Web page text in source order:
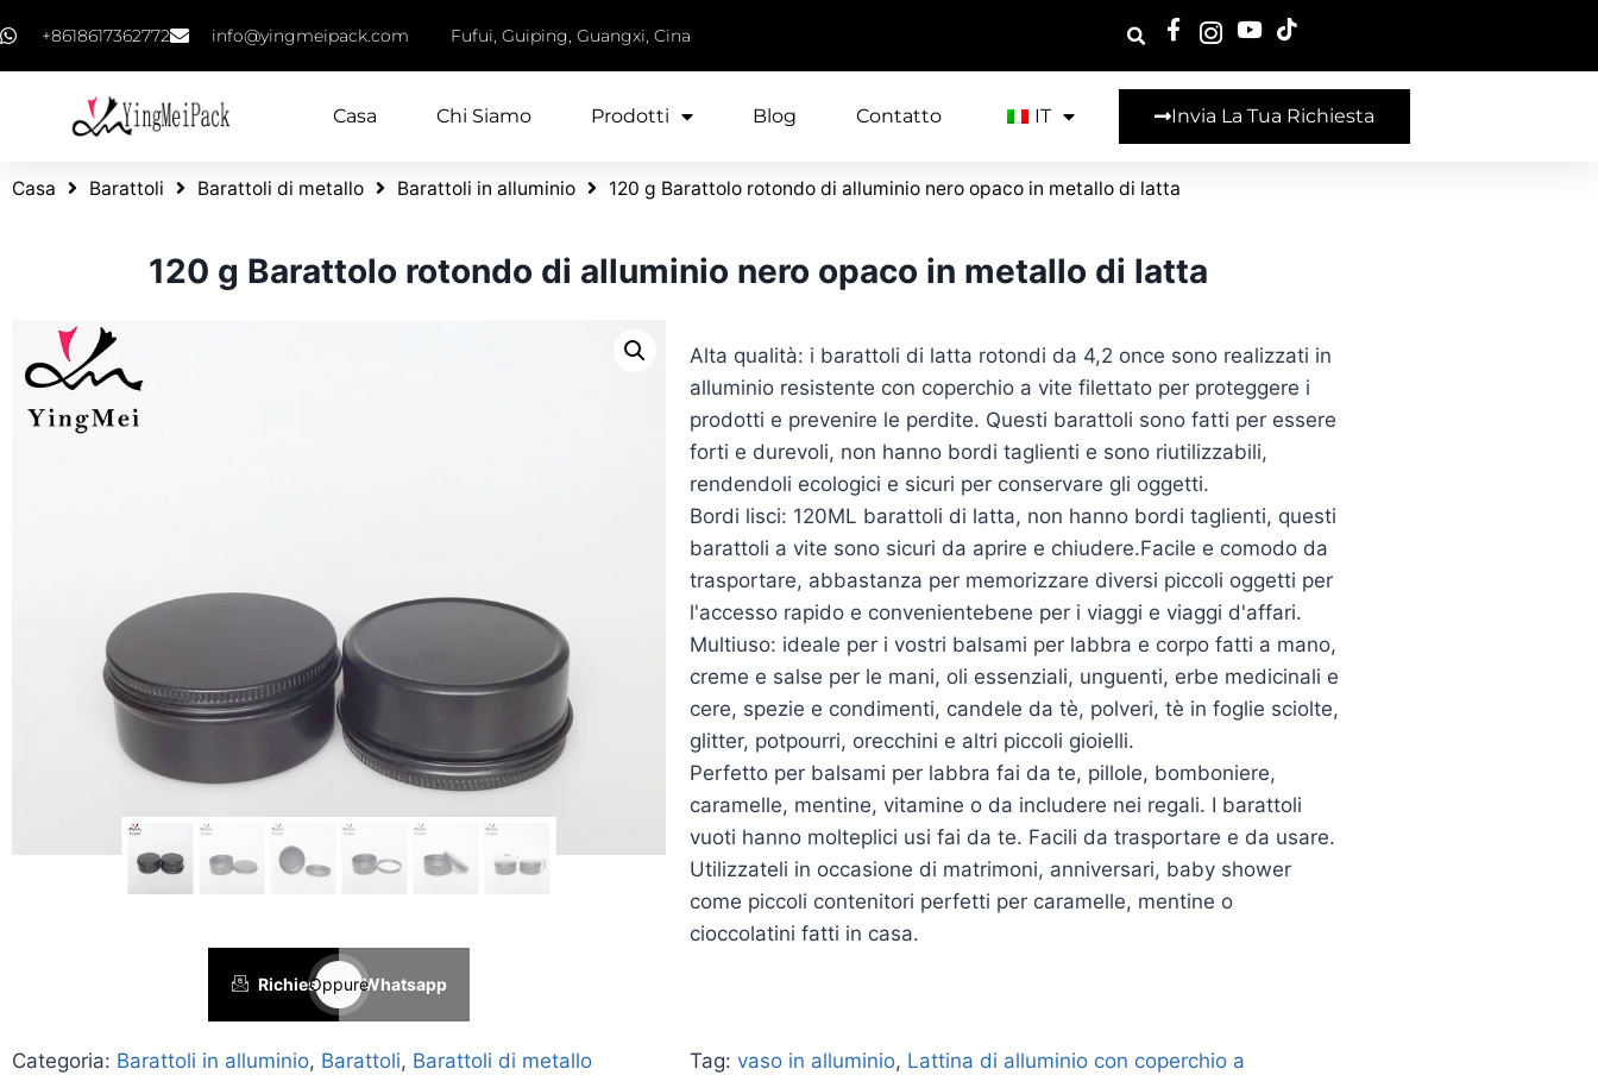
+8618617362772 info@yingmeipack.com Fufui, Guiping, Guangxi, Cina
Casa Chi Siamo Prodotti Blog Contatto IT Invia La Tua Richiesta
Casa Barattoli Barattoli di metallo Barattoli in alluminio 120 g Barattolo rotondo di alluminio nero opaco in metallo di latta
120 g Barattolo rotondo di alluminio nero opaco in metallo di latta
RichiestaOppureWhatsapp
Alta qualità: i barattoli di latta rotondi da 4,2 once sono realizzati in
alluminio resistente con coperchio a vite filettato per proteggere i
prodotti e prevenire le perdite. Questi barattoli sono fatti per essere
forti e durevoli, non hanno bordi taglienti e sono riutilizzabili,
rendendoli ecologici e sicuri per conservare gli oggetti.
Bordi lisci: 120ML barattoli di latta, non hanno bordi taglienti, questi
barattoli a vite sono sicuri da aprire e chiudere.Facile e comodo da
trasportare, abbastanza per memorizzare diversi piccoli oggetti per
l'accesso rapido e convenientebene per i viaggi e viaggi d'affari.
Multiuso: ideale per i vostri balsami per labbra e corpo fatti a mano,
creme e salse per le mani, oli essenziali, unguenti, erbe medicinali e
cere, spezie e condimenti, candele da tè, polveri, tè in foglie sciolte,
glitter, potpourri, orecchini e altri piccoli gioielli.
Perfetto per balsami per labbra fai da te, pillole, bomboniere,
caramelle, mentine, vitamine o da includere nei regali. I barattoli
vuoti hanno molteplici usi fai da te. Facili da trasportare e da usare.
Utilizzateli in occasione di matrimoni, anniversari, baby shower
come piccoli contenitori perfetti per caramelle, mentine o
cioccolatini fatti in casa.
Categoria: Barattoli in alluminio, Barattoli, Barattoli di metallo Tag: vaso in alluminio, Lattina di alluminio con coperchio a